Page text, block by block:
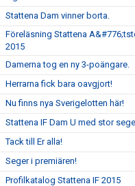
Stattena Dam vinner borta.
Föreläsning Stattena
2015
Damerna tog en ny 3-poängare.
Herrarna fick bara oavgjort!
Nu finns nya Sverigelotten här!
Stattena IF Dam U med stor
Tack till Er alla!
Seger i premiären!
Profilkatalog Stattena IF 2015